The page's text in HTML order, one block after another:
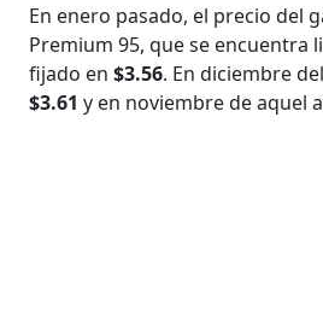
En enero pasado, el precio del
Premium 95, que se encuentra
fijado en $3.56. En diciembre
$3.61 y en noviembre de aquel